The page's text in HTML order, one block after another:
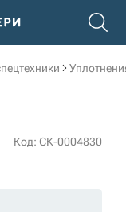
Код: СК-0004830